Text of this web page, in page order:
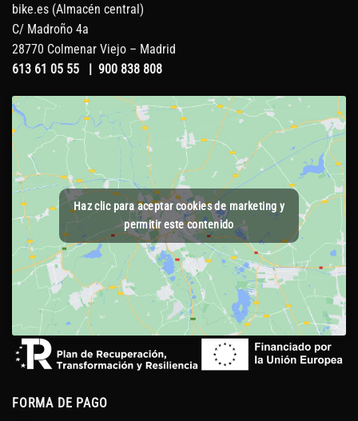
bike.es (Almacén central)
C/ Madroño 4a
28770 Colmenar Viejo – Madrid
613 61 05 55 | 900 838 808
Haz clic para aceptar cookies de marketing y
permitir este contenido
FORMA DE PAGO